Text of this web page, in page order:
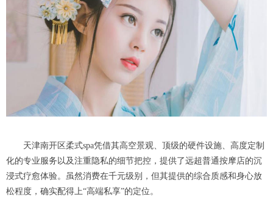
天津南开区柔式spa凭借其高空景观、顶级的硬件设施、高度定制
化的专业服务以及注重隐私的细节把控，提供了远超普通按摩店的沉
浸式疗愈体验。虽然消费在千元级别，但其提供的综合质感和身心放
松程度，确实配得上“高端私享”的定位。